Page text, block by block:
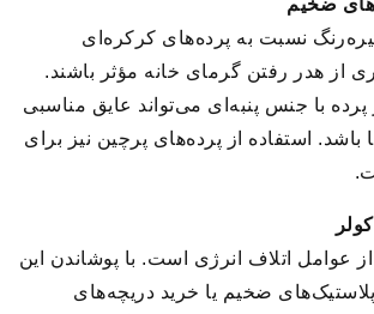
نسبت به پرده‌های کرکره‌ای
از هدر رفتن گرمای خانه مؤثر باشند.
پرده با جنس پنبه‌ای می‌تواند عایق مناسبی
باشد. استفاده از پرده‌های پرچین نیز برای
عوامل اتلاف انرژی است. با پوشاندن این
ضخیم یا خرید دریچه‌های